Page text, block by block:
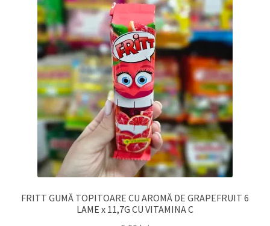
FRITT GUMĂ TOPITOARE CU AROMĂ DE GRAPEFRUIT 6
LAME x 11,7G CU VITAMINA C